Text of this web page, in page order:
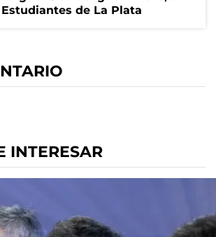
de La Plata
INTERESAR